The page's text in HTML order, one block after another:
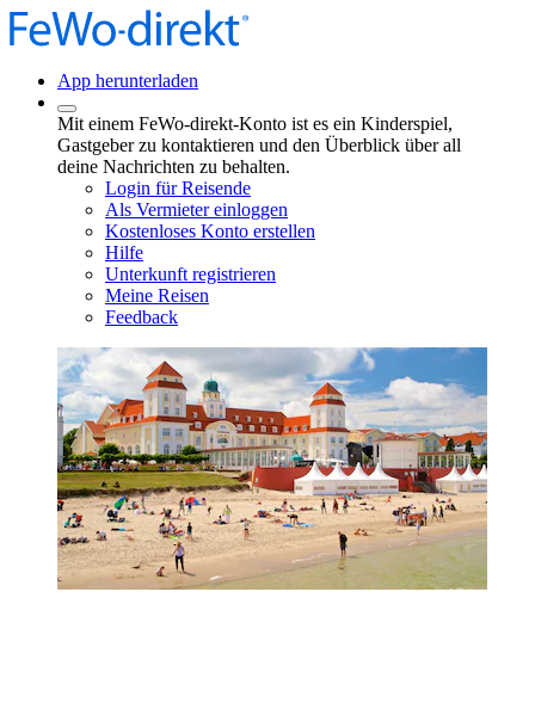
App herunterladen
Mit einem FeWo-direkt-Konto ist es ein Kinderspiel,
Gastgeber zu kontaktieren und den Überblick über all
deine Nachrichten zu behalten.
Login für Reisende
Als Vermieter einloggen
Kostenloses Konto erstellen
Hilfe
Unterkunft registrieren
Meine Reisen
Feedback